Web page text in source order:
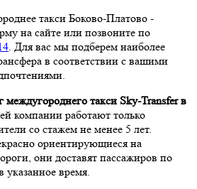
такси Боково-Платово -
на сайте или позвоните по
. Для вас мы подберем наиболее
в соответствии с вашими
междугороднего такси Sky-Transfer в
компании работают только
со стажем не менее 5 лет.
ориентирующиеся на
они доставят пассажиров по
указанное время.